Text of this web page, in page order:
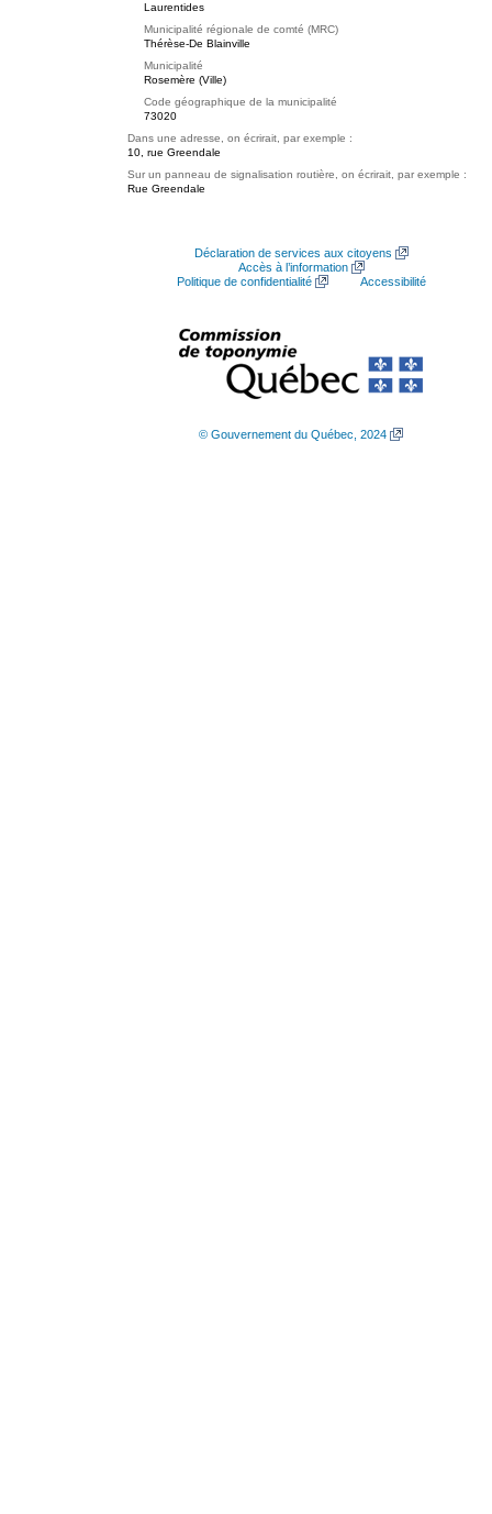
Laurentides
Municipalité régionale de comté (MRC)
Thérèse-De Blainville
Municipalité
Rosemère (Ville)
Code géographique de la municipalité
73020
Dans une adresse, on écrirait, par exemple :
10, rue Greendale
Sur un panneau de signalisation routière, on écrirait, par exemple :
Rue Greendale
Déclaration de services aux citoyens
Accès à l’information
Politique de confidentialité
Accessibilité
© Gouvernement du Québec, 2024